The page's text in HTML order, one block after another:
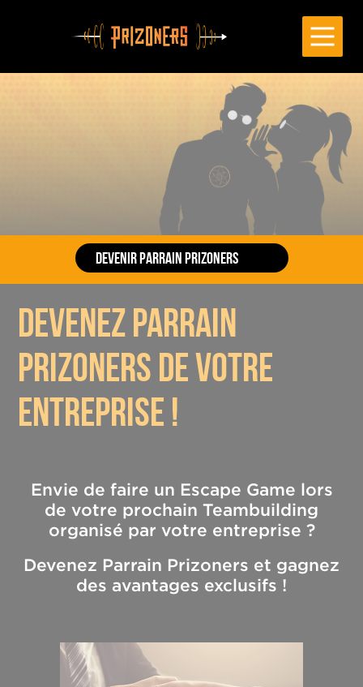
DEVENIR PARRAIN PRIZONERS
pour gagner vos contreparties !
devenez parrain
prizoners de votre
entreprise !
Envie de faire un Escape Game lors
de votre prochain Teambuilding
organisé par votre entreprise ?
Devenez Parrain Prizoners et gagnez
des avantages exclusifs !